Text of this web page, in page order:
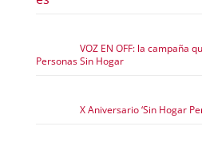
VOZ EN OFF: la campaña
Personas Sin Hogar
X Aniversario ‘Sin Hogar